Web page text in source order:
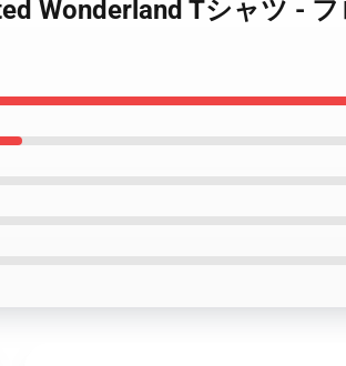
Wonderland Tシャツ -